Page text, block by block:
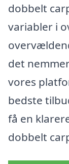
dobbelt
variabler i
det
vores
bedste
få en
dobbelt